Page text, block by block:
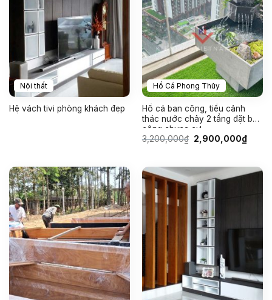
Nội thất
Hệ vách tivi phòng khách đẹp
Hồ Cá Phong Thủy
Hồ cá ban công, tiểu cảnh
thác nước chảy 2 tầng đặt ban
công chung cư
3,200,000₫ Giá
gốc
2,900,000₫Giá
hiện